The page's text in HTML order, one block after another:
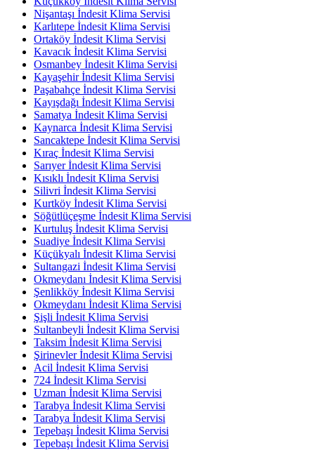
Nişantaşı İndesit Klima Servisi
Karlıtepe İndesit Klima Servisi
Ortaköy İndesit Klima Servisi
Kavacık İndesit Klima Servisi
Osmanbey İndesit Klima Servisi
Kayaşehir İndesit Klima Servisi
Paşabahçe İndesit Klima Servisi
Kayışdağı İndesit Klima Servisi
Samatya İndesit Klima Servisi
Kaynarca İndesit Klima Servisi
Sancaktepe İndesit Klima Servisi
Kıraç İndesit Klima Servisi
Sarıyer İndesit Klima Servisi
Kısıklı İndesit Klima Servisi
Silivri İndesit Klima Servisi
Kurtköy İndesit Klima Servisi
Söğütlüçeşme İndesit Klima Servisi
Kurtuluş İndesit Klima Servisi
Suadiye İndesit Klima Servisi
Küçükyalı İndesit Klima Servisi
Sultangazi İndesit Klima Servisi
Okmeydanı İndesit Klima Servisi
Şenlikköy İndesit Klima Servisi
Okmeydanı İndesit Klima Servisi
Şişli İndesit Klima Servisi
Sultanbeyli İndesit Klima Servisi
Taksim İndesit Klima Servisi
Şirinevler İndesit Klima Servisi
Acil İndesit Klima Servisi
724 İndesit Klima Servisi
Uzman İndesit Klima Servisi
Tarabya İndesit Klima Servisi
Tarabya İndesit Klima Servisi
Tepebaşı İndesit Klima Servisi
Tepebaşı İndesit Klima Servisi